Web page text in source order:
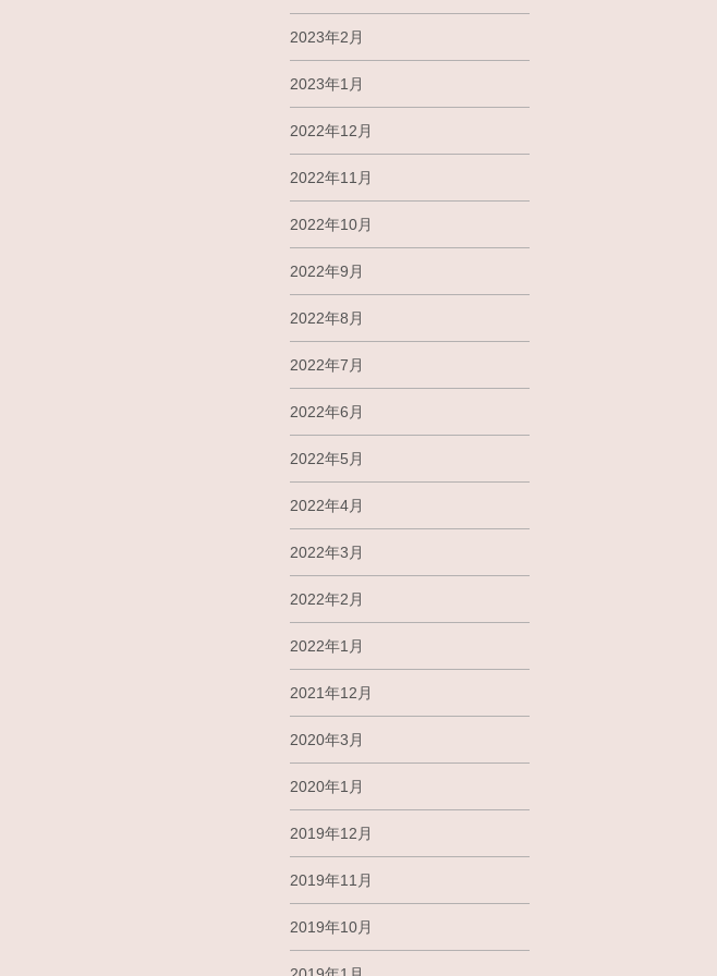
2023年2月
2023年1月
2022年12月
2022年11月
2022年10月
2022年9月
2022年8月
2022年7月
2022年6月
2022年5月
2022年4月
2022年3月
2022年2月
2022年1月
2021年12月
2020年3月
2020年1月
2019年12月
2019年11月
2019年10月